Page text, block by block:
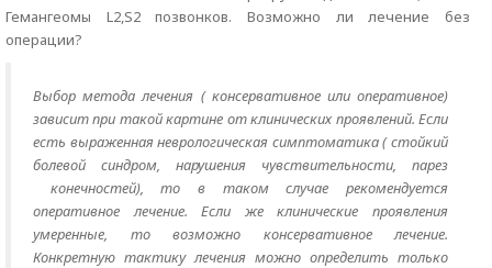
Гемангеомы L2,S2 позвонков. Возможно ли лечение без
операции?
Выбор метода лечения ( консервативное или оперативное)
зависит при такой картине от клинических проявлений. Если
есть выраженная неврологическая симптоматика ( стойкий
болевой синдром, нарушения чувствительности, парез
конечностей), то в таком случае рекомендуется
оперативное лечение. Если же клинические проявления
умеренные, то возможно консервативное лечение.
Конкретную тактику лечения можно определить только